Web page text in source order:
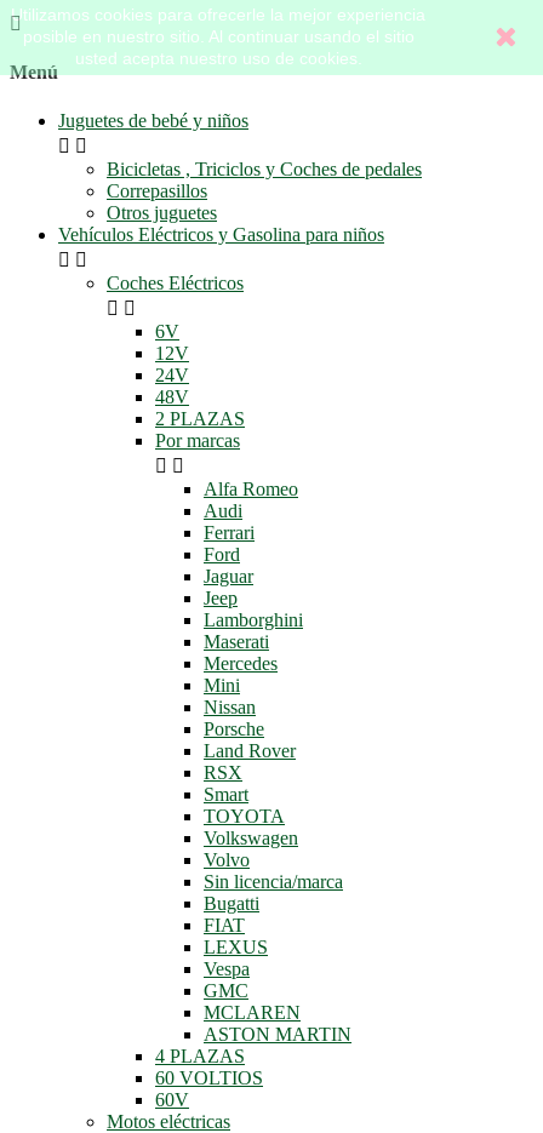
Utilizamos cookies para ofrecerle la mejor experiencia
posible en nuestro sitio. Al continuar usando el sitio
usted acepta nuestro uso de cookies.

Menú
Juguetes de bebé y niños
 
Bicicletas , Triciclos y Coches de pedales
Correpasillos
Otros juguetes
Vehículos Eléctricos y Gasolina para niños
 
Coches Eléctricos
 
6V
12V
24V
48V
2 PLAZAS
Por marcas
 
Alfa Romeo
Audi
Ferrari
Ford
Jaguar
Jeep
Lamborghini
Maserati
Mercedes
Mini
Nissan
Porsche
Land Rover
RSX
Smart
TOYOTA
Volkswagen
Volvo
Sin licencia/marca
Bugatti
FIAT
LEXUS
Vespa
GMC
MCLAREN
ASTON MARTIN
4 PLAZAS
60 VOLTIOS
60V
Motos eléctricas